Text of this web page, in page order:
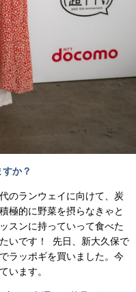
か？
のランウェイに向けて、炭
極的に野菜を摂らなきゃと
スンに持っていって食べた
いです！ 先日、新大久保で
ラッポギを買いました。今
います。